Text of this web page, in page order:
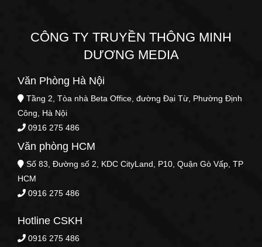
CÔNG TY TRUYỀN THÔNG MINH
DƯƠNG MEDIA
Văn Phòng Hà Nội
Tầng 2, Tòa nhà Beta Office, đường Đại Từ, Phường Định
Công, Hà Nội
0916 275 486
Văn phòng HCM
Số 83, Đường số 2, KDC CityLand, P10, Quận Gò Vấp, TP
HCM
0916 275 486
Hotline CSKH
0916 275 486